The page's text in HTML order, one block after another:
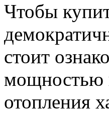
Чтобы
стоит
мощностью
отопления